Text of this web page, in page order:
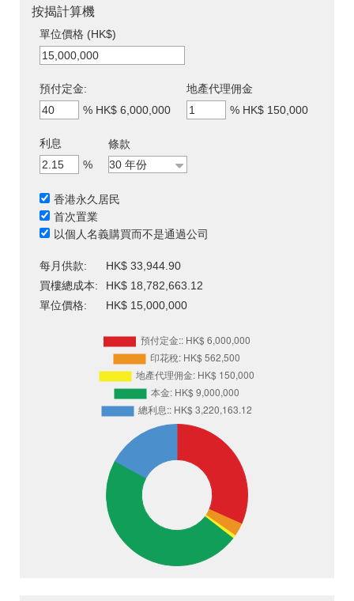
按揭計算機
單位價格 (HK$)
預付定金:
% HK$ 6,000,000
地產代理佣金
% HK$ 150,000
利息
%
條款
香港永久居民
首次置業
以個人名義購買而不是通過公司
每月供款:
HK$ 33,944.90
買樓總成本:
HK$ 18,782,663.12
單位價格:
HK$ 15,000,000